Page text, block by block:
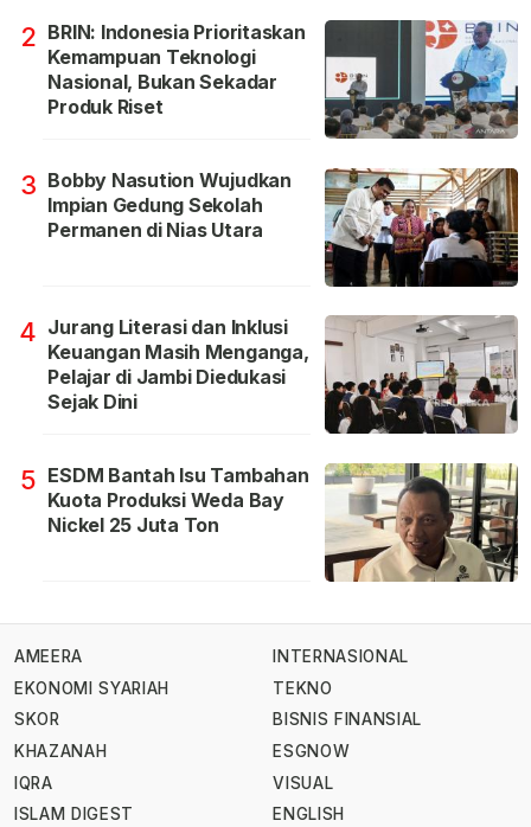
2 BRIN: Indonesia Prioritaskan
Kemampuan Teknologi
Nasional, Bukan Sekadar
Produk Riset
3 Bobby Nasution Wujudkan
Impian Gedung Sekolah
Permanen di Nias Utara
4 Jurang Literasi dan Inklusi
Keuangan Masih Menganga,
Pelajar di Jambi Diedukasi
Sejak Dini
5 ESDM Bantah Isu Tambahan
Kuota Produksi Weda Bay
Nickel 25 Juta Ton
AMEERA
EKONOMI SYARIAH
SKOR
KHAZANAH
IQRA
ISLAM DIGEST
INTERNASIONAL
TEKNO
BISNIS FINANSIAL
ESGNOW
VISUAL
ENGLISH